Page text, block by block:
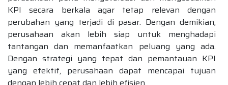
KPI secara berkala agar tetap relevan dengan
perubahan yang terjadi di pasar. Dengan demikian,
perusahaan akan lebih siap untuk menghadapi
tantangan dan memanfaatkan peluang yang ada.
Dengan strategi yang tepat dan pemantauan KPI
yang efektif, perusahaan dapat mencapai tujuan